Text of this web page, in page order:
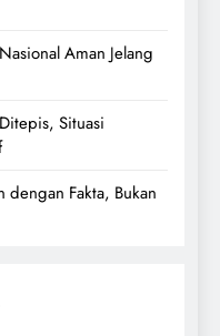
Aman Jelang
Situasi
dengan Fakta, Bukan